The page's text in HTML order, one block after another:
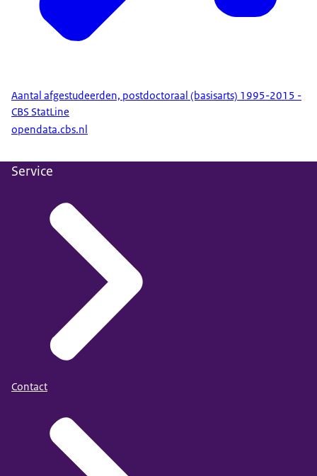
Aantal afgestudeerden, postdoctoraal (basisarts) 1995-2015 -
CBS StatLine
opendata.cbs.nl
Service
Contact